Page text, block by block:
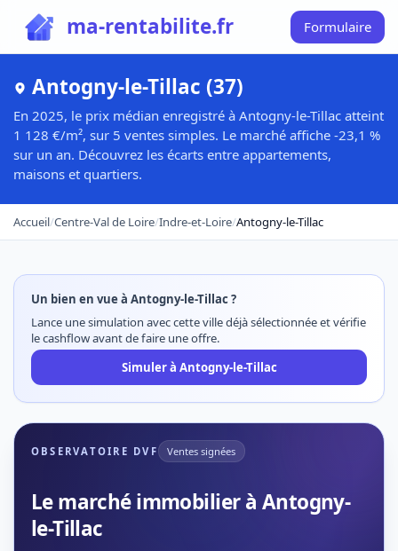
ma-rentabilite.fr Formulaire
Antogny-le-Tillac (37)
En 2025, le prix médian enregistré à Antogny-le-Tillac atteint
1 128 €/m², sur 5 ventes simples. Le marché affiche -23,1 %
sur un an. Découvrez les écarts entre appartements,
maisons et quartiers.
Accueil/Centre-Val de Loire/Indre-et-Loire/Antogny-le-Tillac
Un bien en vue à Antogny-le-Tillac ?
Lance une simulation avec cette ville déjà sélectionnée et vérifie
le cashflow avant de faire une offre.
Simuler à Antogny-le-Tillac
OBSERVATOIRE DVF Ventes signées
Le marché immobilier à Antogny-
le-Tillac